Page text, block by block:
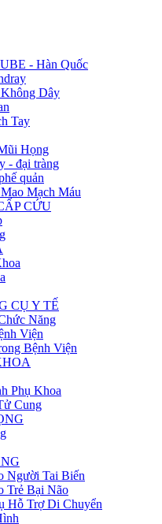
- Hàn Quốc
Dây
Tay
Họng
- đại tràng
quản
Mạch Máu
CỨU
CỤ Y TẾ
Năng
Viện
Bệnh Viện
Phụ Khoa
Cung
Người Tai Biến
Trẻ Bại Não
Hỗ Trợ Di Chuyển